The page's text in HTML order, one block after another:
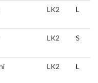
LK2 L
LK2 S
LK2 L